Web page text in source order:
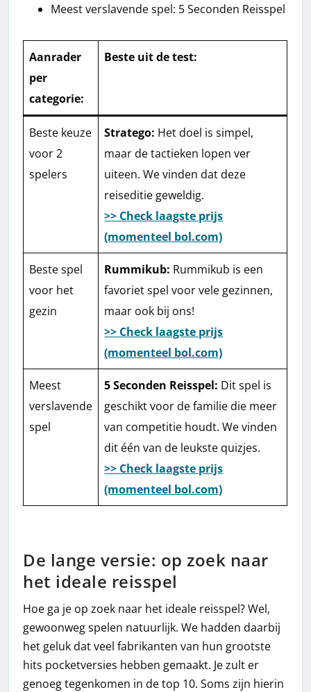
Meest verslavende spel: 5 Seconden Reisspel
Aanrader
per
categorie:
Beste uit de test:
Beste keuze
voor 2
spelers
Stratego: Het doel is simpel,
maar de tactieken lopen ver
uiteen. We vinden dat deze
reiseditie geweldig.
>> Check laagste prijs
(momenteel bol.com)
Beste spel
voor het
gezin
Rummikub: Rummikub is een
favoriet spel voor vele gezinnen,
maar ook bij ons!
>> Check laagste prijs
(momenteel bol.com)
Meest
verslavende
spel
5 Seconden Reisspel: Dit spel is
geschikt voor de familie die meer
van competitie houdt. We vinden
dit één van de leukste quizjes.
>> Check laagste prijs
(momenteel bol.com)
De lange versie: op zoek naar
het ideale reisspel
Hoe ga je op zoek naar het ideale reisspel? Wel,
gewoonweg spelen natuurlijk. We hadden daarbij
het geluk dat veel fabrikanten van hun grootste
hits pocketversies hebben gemaakt. Je zult er
genoeg tegenkomen in de top 10. Soms zijn hierin